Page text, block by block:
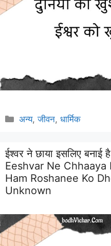
Categories
अन्य,जीवन,धार्मिक
ईश्वर ने छाया इसलिए
Eeshvar Ne Chhaaya
Ham Roshanee Ko
Unknown